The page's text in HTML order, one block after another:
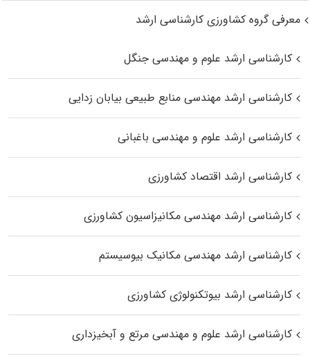
معرفی گروه کشاورزی کارشناسی ارشد
کارشناسی ارشد علوم و مهندسی جنگل
کارشناسی ارشد مهندسی منابع طبیعی بیابان زدایی
کارشناسی ارشد علوم و مهندسی باغبانی
کارشناسی ارشد اقتصاد کشاورزی
کارشناسی ارشد مهندسی مکانیزاسیون کشاورزی
کارشناسی ارشد مهندسی مکانیک بیوسیستم
کارشناسی ارشد بیوتکنولوژی کشاورزی
کارشناسی ارشد علوم و مهندسی مرتع و آبخیزداری